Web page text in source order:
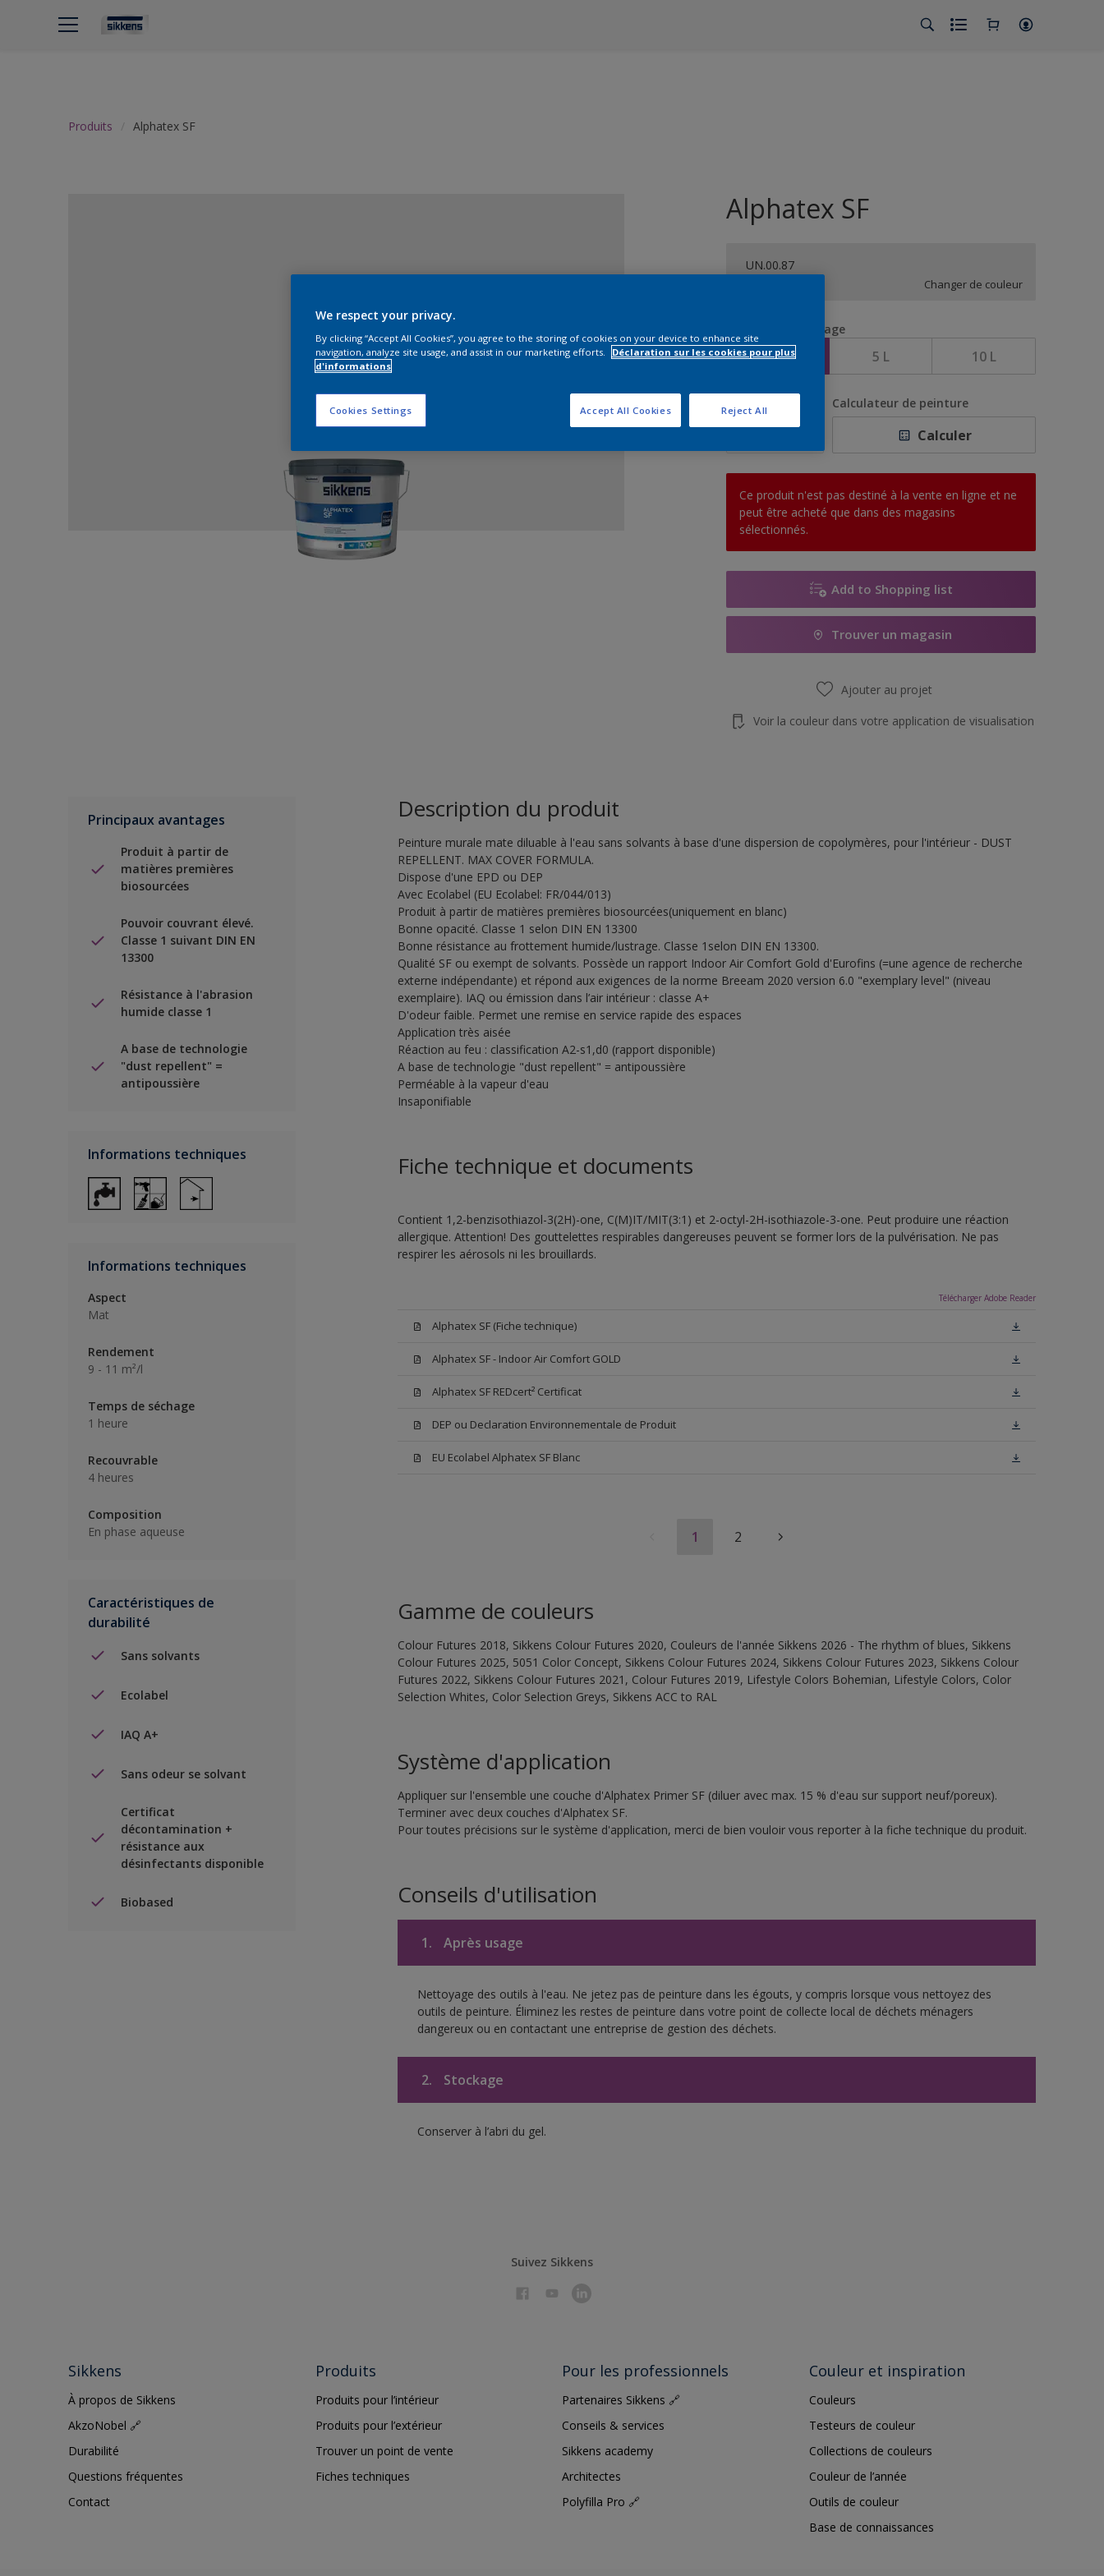
Produits Alphatex SF
Alphatex SF
UN.00.87
Changer de couleur
Taille de l’emballage
1 L 5 L 10 L
Calculateur de peinture
Calculer
Ce produit n'est pas destiné à la vente en ligne et ne
peut être acheté que dans des magasins
sélectionnés.
Add to Shopping list
Trouver un magasin
Ajouter au projet
Voir la couleur dans votre application de visualisation
Principaux avantages
Produit à partir de
matières premières
biosourcées
Pouvoir couvrant élevé.
Classe 1 suivant DIN EN
13300
Résistance à l'abrasion
humide classe 1
A base de technologie
"dust repellent" =
antipoussière
Informations techniques
Informations techniques
Aspect
Mat
Rendement
9 - 11 m²/l
Temps de séchage
1 heure
Recouvrable
4 heures
Composition
En phase aqueuse
Caractéristiques de
durabilité
Sans solvants
Ecolabel
IAQ A+
Sans odeur se solvant
Certificat
décontamination +
résistance aux
désinfectants disponible
Biobased
Description du produit
Peinture murale mate diluable à l'eau sans solvants à base d'une dispersion de copolymères, pour l'intérieur - DUST
REPELLENT. MAX COVER FORMULA.
Dispose d'une EPD ou DEP
Avec Ecolabel (EU Ecolabel: FR/044/013)
Produit à partir de matières premières biosourcées(uniquement en blanc)
Bonne opacité. Classe 1 selon DIN EN 13300
Bonne résistance au frottement humide/lustrage. Classe 1selon DIN EN 13300.
Qualité SF ou exempt de solvants. Possède un rapport Indoor Air Comfort Gold d'Eurofins (=une agence de recherche
externe indépendante) et répond aux exigences de la norme Breeam 2020 version 6.0 "exemplary level" (niveau
exemplaire). IAQ ou émission dans l’air intérieur : classe A+
D'odeur faible. Permet une remise en service rapide des espaces
Application très aisée
Réaction au feu : classification A2-s1,d0 (rapport disponible)
A base de technologie "dust repellent" = antipoussière
Perméable à la vapeur d'eau
Insaponifiable
Fiche technique et documents
Contient 1,2-benzisothiazol-3(2H)-one, C(M)IT/MIT(3:1) et 2-octyl-2H-isothiazole-3-one. Peut produire une réaction
allergique. Attention! Des gouttelettes respirables dangereuses peuvent se former lors de la pulvérisation. Ne pas
respirer les aérosols ni les brouillards.
Télécharger Adobe Reader
Alphatex SF (Fiche technique)
Alphatex SF - Indoor Air Comfort GOLD
Alphatex SF REDcert² Certificat
DEP ou Declaration Environnementale de Produit
EU Ecolabel Alphatex SF Blanc
1 2
Gamme de couleurs
Colour Futures 2018, Sikkens Colour Futures 2020, Couleurs de l'année Sikkens 2026 - The rhythm of blues, Sikkens
Colour Futures 2025, 5051 Color Concept, Sikkens Colour Futures 2024, Sikkens Colour Futures 2023, Sikkens Colour
Futures 2022, Sikkens Colour Futures 2021, Colour Futures 2019, Lifestyle Colors Bohemian, Lifestyle Colors, Color
Selection Whites, Color Selection Greys, Sikkens ACC to RAL
Système d'application
Appliquer sur l'ensemble une couche d'Alphatex Primer SF (diluer avec max. 15 % d'eau sur support neuf/poreux).
Terminer avec deux couches d'Alphatex SF.
Pour toutes précisions sur le système d'application, merci de bien vouloir vous reporter à la fiche technique du produit.
Conseils d'utilisation
1. Après usage
Nettoyage des outils à l'eau. Ne jetez pas de peinture dans les égouts, y compris lorsque vous nettoyez des
outils de peinture. Éliminez les restes de peinture dans votre point de collecte local de déchets ménagers
dangereux ou en contactant une entreprise de gestion des déchets.
2. Stockage
Conserver à l’abri du gel.
Suivez Sikkens
Sikkens
À propos de Sikkens
AkzoNobel 🔗
Durabilité
Questions fréquentes
Contact
Produits
Produits pour l’intérieur
Produits pour l’extérieur
Trouver un point de vente
Fiches techniques
Pour les professionnels
Partenaires Sikkens 🔗
Conseils & services
Sikkens academy
Architectes
Polyfilla Pro 🔗
Couleur et inspiration
Couleurs
Testeurs de couleur
Collections de couleurs
Couleur de l’année
Outils de couleur
Base de connaissances
We respect your privacy.
By clicking “Accept All Cookies”, you agree to the storing of cookies on your device to enhance site
navigation, analyze site usage, and assist in our marketing efforts.
Déclaration sur les cookies pour plus
d'informations
Cookies Settings Reject All
Accept All Cookies